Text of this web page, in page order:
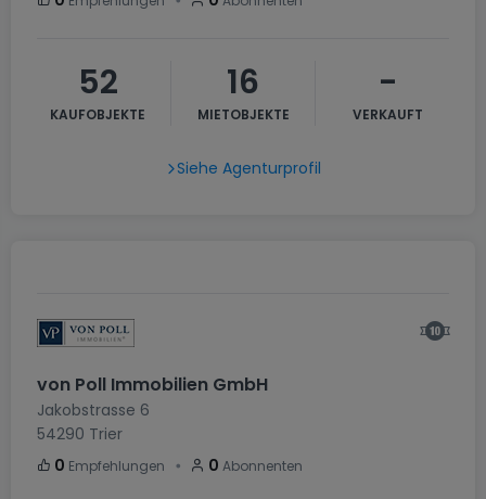
52
KAUFOBJEKTE
16
MIETOBJEKTE
-
VERKAUFT
Siehe Agenturprofil
von Poll Immobilien GmbH
Jakobstrasse 6
54290 Trier
0 Empfehlungen ・ 0 Abonnenten